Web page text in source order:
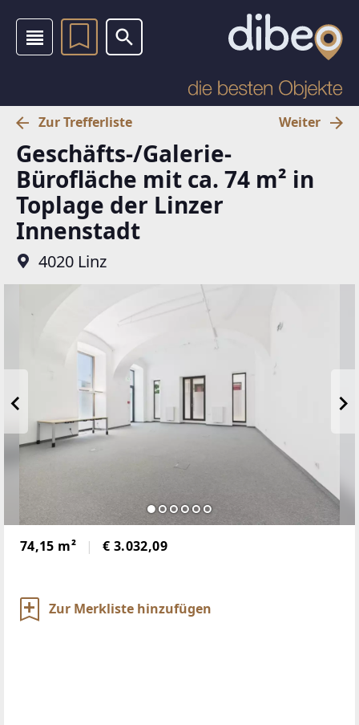
Zur Trefferliste Weiter
Geschäfts-/Galerie-
Bürofläche mit ca. 74 m² in
Toplage der Linzer
Innenstadt
4020 Linz
74,15 m² € 3.032,09
Zur Merkliste hinzufügen